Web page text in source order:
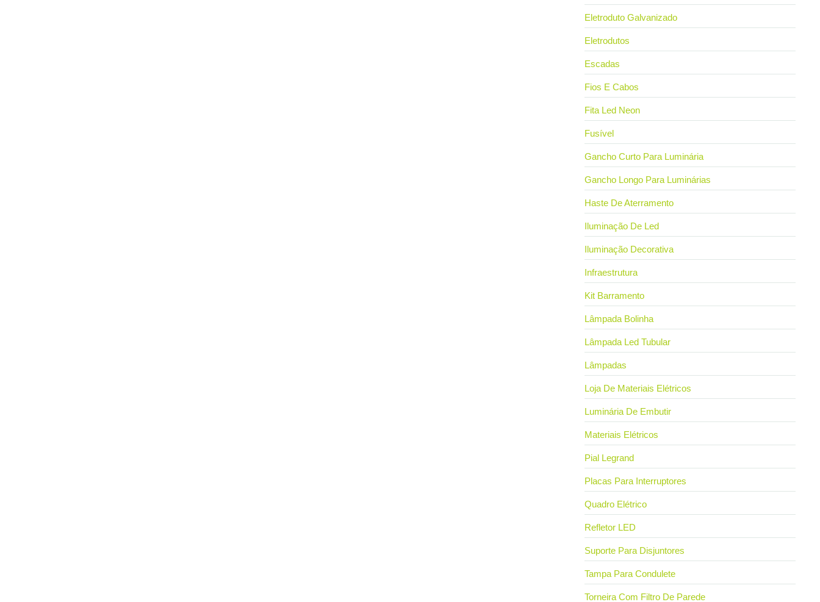
Eletroduto Galvanizado
Eletrodutos
Escadas
Fios E Cabos
Fita Led Neon
Fusível
Gancho Curto Para Luminária
Gancho Longo Para Luminárias
Haste De Aterramento
Iluminação De Led
Iluminação Decorativa
Infraestrutura
Kit Barramento
Lâmpada Bolinha
Lâmpada Led Tubular
Lâmpadas
Loja De Materiais Elétricos
Luminária De Embutir
Materiais Elétricos
Pial Legrand
Placas Para Interruptores
Quadro Elétrico
Refletor LED
Suporte Para Disjuntores
Tampa Para Condulete
Torneira Com Filtro De Parede